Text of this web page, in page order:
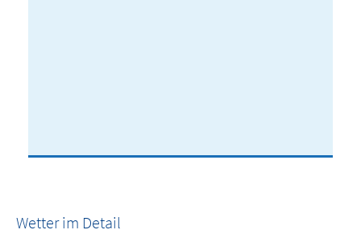
Wetter im Detail